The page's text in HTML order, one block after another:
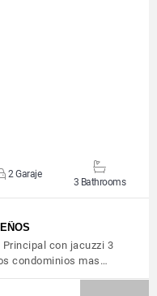
2 Garaje
3 Bathrooms
con jacuzzi 3
condominios mas…